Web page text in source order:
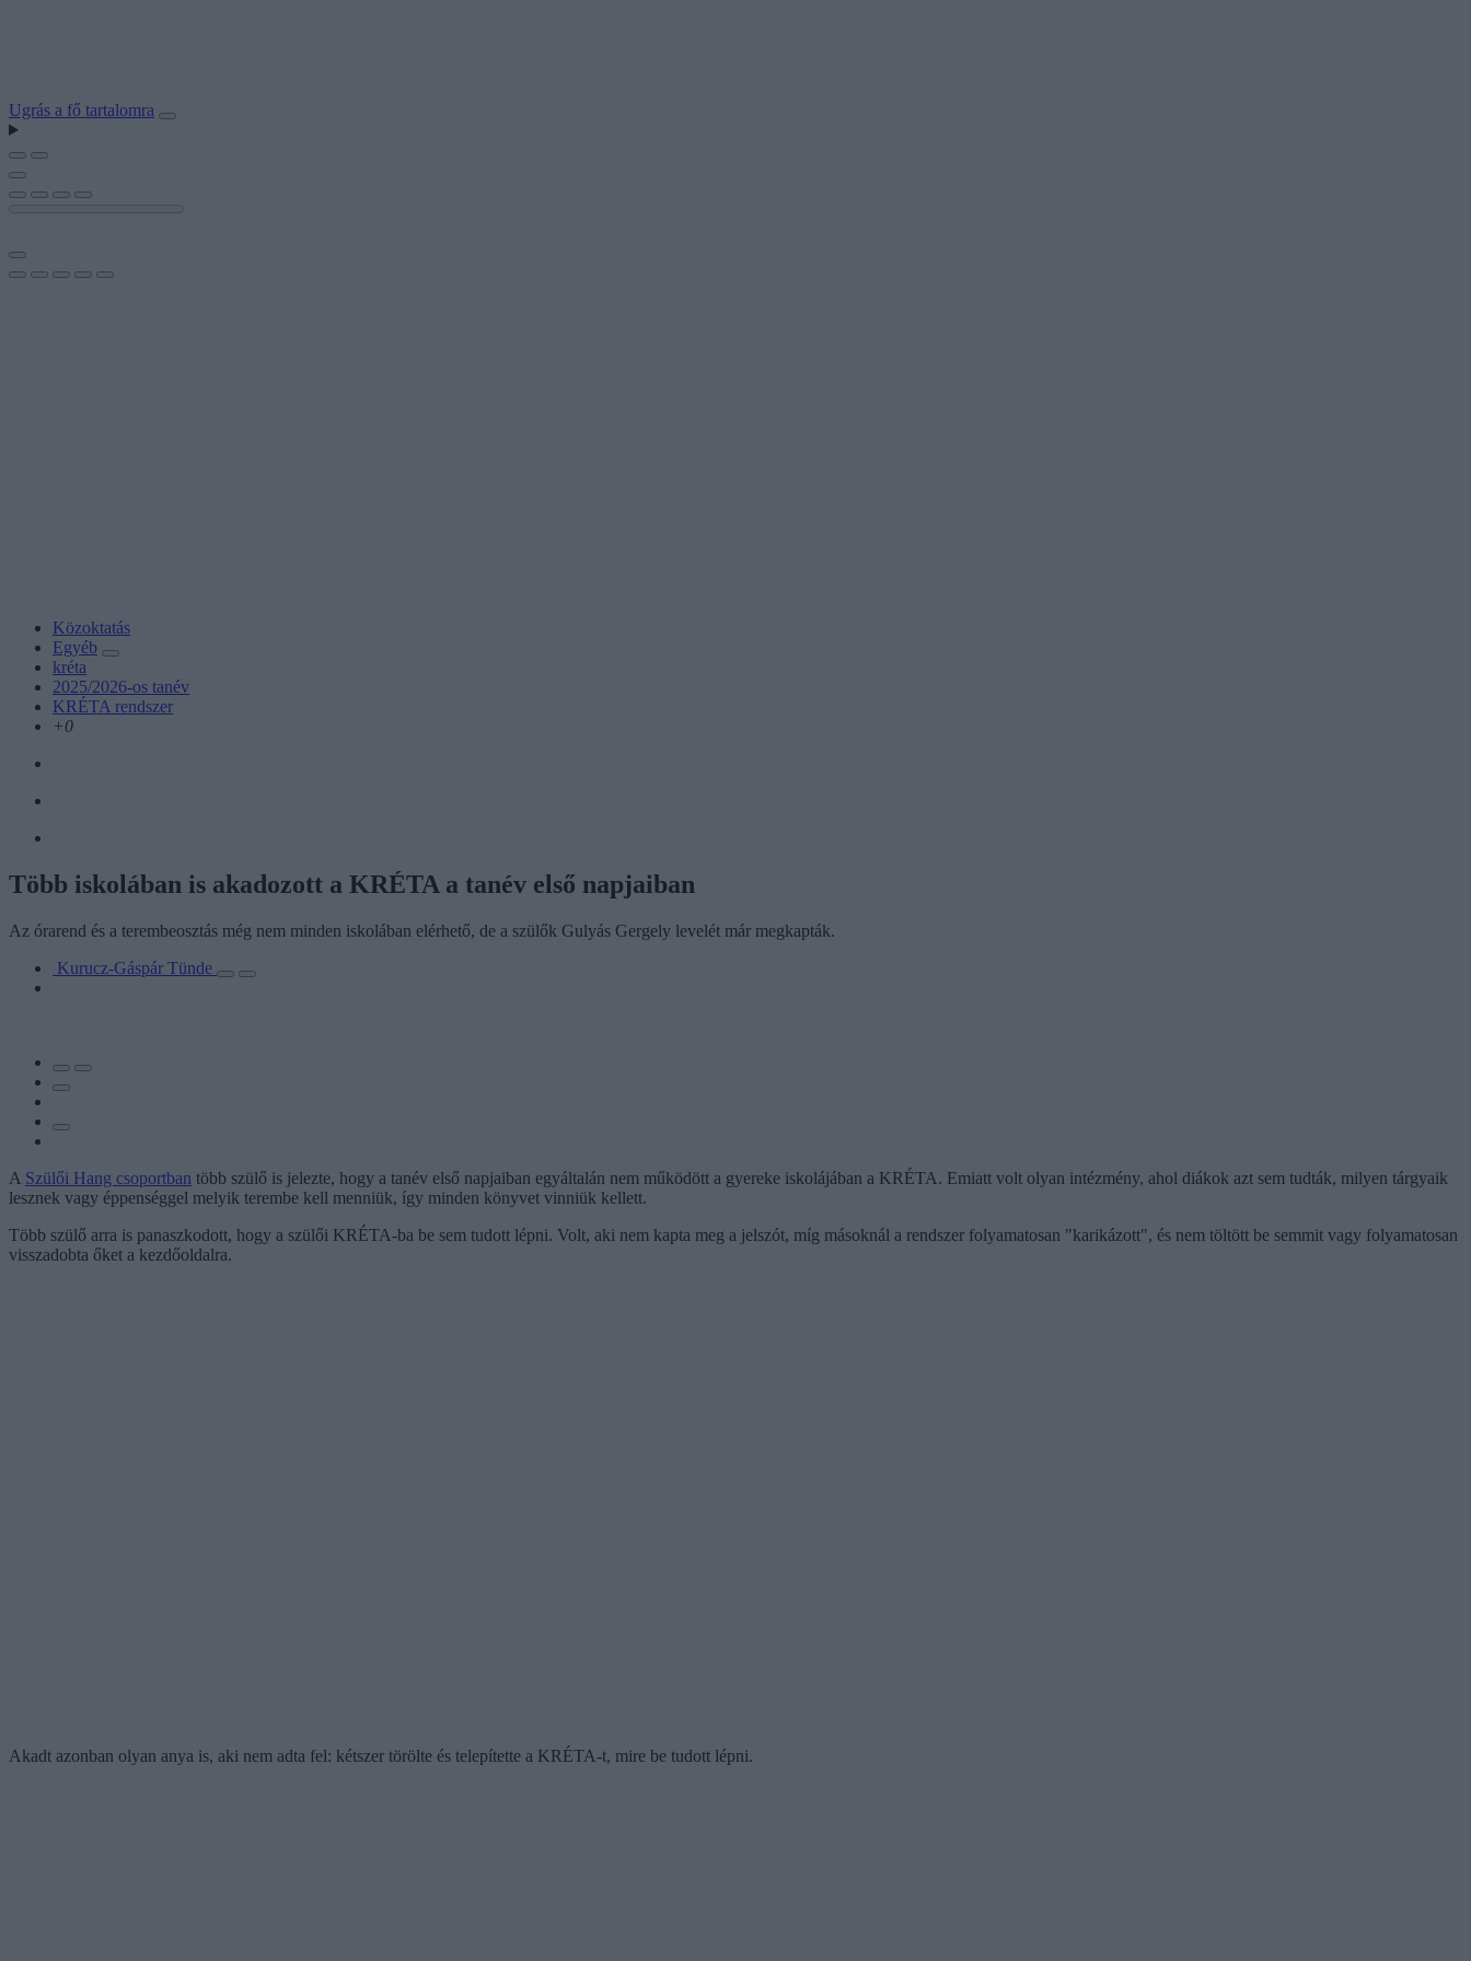
Ugrás a fő tartalomra
Közoktatás
Egyéb
kréta
2025/2026-os tanév
KRÉTA rendszer
+0
Több iskolában is akadozott a KRÉTA a tanév első napjaiban
Az órarend és a terembeosztás még nem minden iskolában elérhető, de a szülők Gulyás Gergely levelét már megkapták.
Kurucz-Gáspár Tünde
A Szülői Hang csoportban több szülő is jelezte, hogy a tanév első napjaiban egyáltalán nem működött a gyereke iskolájában a KRÉTA. Emiatt volt olyan intézmény, ahol diákok azt sem tudták, milyen tárgyaik
lesznek vagy éppenséggel melyik terembe kell menniük, így minden könyvet vinniük kellett.
Több szülő arra is panaszkodott, hogy a szülői KRÉTA-ba be sem tudott lépni. Volt, aki nem kapta meg a jelszót, míg másoknál a rendszer folyamatosan "karikázott", és nem töltött be semmit vagy folyamatosan
visszadobta őket a kezdőoldalra.
Akadt azonban olyan anya is, aki nem adta fel: kétszer törölte és telepítette a KRÉTA-t, mire be tudott lépni.